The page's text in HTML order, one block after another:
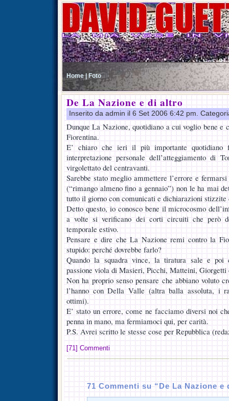
Home | Foto
De La Nazione e di altro
Inserito da admin il 6 Set 2006 6:42 pm.
Dunque La Nazione, quotidiano a cui voglio bene e
Fiorentina.
E’ chiaro che ieri il più importante quotidiano
interpretazione personale dell’atteggiamento di
virgolettato del centravanti.
Sarebbe stato meglio ammettere l’errore e
(“rimango almeno fino a gennaio”) non le ha mai
tutto il giorno con comunicati e dichiarazioni stizzite
Detto questo, io conosco bene il microcosmo
a volte si verificano dei corti circuiti che però
temporale estivo.
Pensare e dire che La Nazione remi contro la
stupido: perché dovrebbe farlo?
Quando la squadra vince, la tiratura sale e poi
passione viola di Masieri, Picchi, Matteini,
Non ha proprio senso pensare che abbiano voluto
l’hanno con Della Valle (altra balla assoluta, i
ottimi).
E’ stato un errore, come ne facciamo diversi noi
penna in mano, ma fermiamoci qui, per carità.
P.S. Avrei scritto le stesse cose per Repubblica
[71] Commenti
71 Commenti su “De La Nazione e